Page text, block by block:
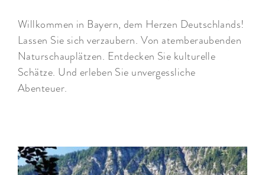
Willkommen in Bayern, dem Herzen Deutschlands!
Lassen Sie sich verzaubern. Von atemberaubenden
Naturschauplätzen. Entdecken Sie kulturelle
Schätze. Und erleben Sie unvergessliche
Abenteuer.